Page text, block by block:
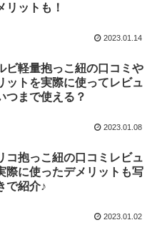
リットも！
2023.01.14
ビ軽量抱っこ紐の口コミや
ットを実際に使ってレビュ
つまで使える？
2023.01.08
コ抱っこ紐の口コミレビュ
際に使ったデメリットも写
で紹介♪
2023.01.02